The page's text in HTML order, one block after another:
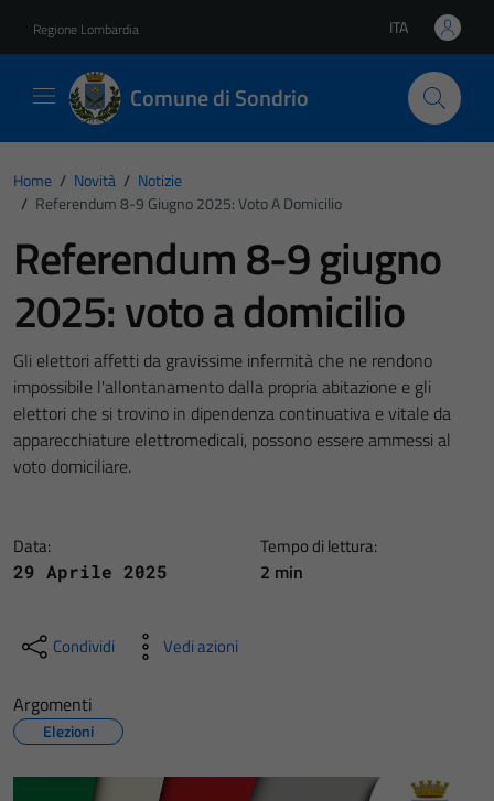
Regione Lombardia Lingua attiva:
ITA
Comune di Sondrio
Home / Novità / Notizie
/ Referendum 8-9 Giugno 2025: Voto A Domicilio
Referendum 8-9 giugno
2025: voto a domicilio
Gli elettori affetti da gravissime infermità che ne rendono
impossibile l'allontanamento dalla propria abitazione e gli
elettori che si trovino in dipendenza continuativa e vitale da
apparecchiature elettromedicali, possono essere ammessi al
voto domiciliare.
Data:
29 Aprile 2025
Tempo di lettura:
2 min
Condividi Vedi azioni
Argomenti
Elezioni